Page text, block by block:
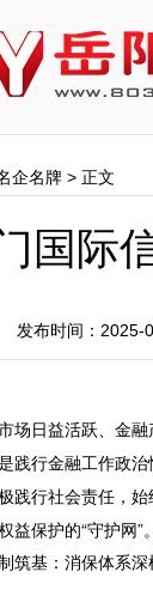
企名牌 > 正文
国际
发布时间：2025-
场日益活跃、金
践行金融工作政
践行社会责任，
益保护的“守护网”。
筑基：消保体系